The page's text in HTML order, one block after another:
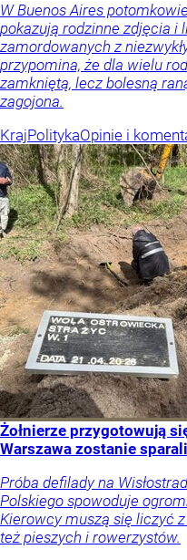
W Buenos Aires
pokazują rodzinne zdjęcia i
zamordowanych z
przypomina, że dla wielu
zamkniętą, lecz bolesną
zagojona.
KrajPolitykaOpinie i
Żołnierze przygotowują
Warszawa zostanie
Próba defilady na
Polskiego spowoduje
Kierowcy muszą się liczyć
też pieszych i rowerzystów.